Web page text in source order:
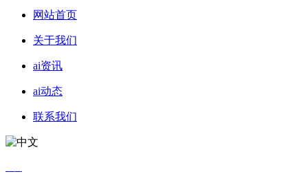
网站首页
关于我们
ai资讯
ai动态
联系我们